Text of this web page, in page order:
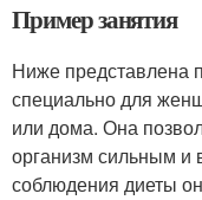
Пример занятия
Ниже представлена
специально для
или дома. Она
организм сильным
соблюдения диеты